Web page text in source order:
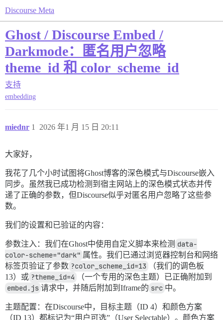
Discourse Meta
Ghost / Discourse Embed /
Darkmode：匿名用户忽略
theme_id 和 color_scheme_id
支持
embedding
miednr 2026 年1 月 15 日 20:11
1
大家好，
我花了几个小时试图将Ghost博客的深色模式与Discourse嵌入
同步。虽然我已成功检测到宿主网站上的深色模式状态并传
递了正确的参数，但Discourse似乎对匿名用户忽略了这些参
数。
我们的设置和已验证的内容：
参数注入：我们在Ghost中使用自定义脚本来检测 data-
color-scheme="dark" 属性。我们已通过浏览器控制台和网络
标签页验证了参数 ?color_scheme_id=13
（我们的调色板
13）或 ?theme_id=4 （一个专用的深色主题）已正确附加到
embed.js 请求中，并随后附加到Iframe的 src 中。
主题配置：在Discourse中，目标主题（ID 4）和颜色方案
（ID 13）都标记为“用户可选”（User Selectable）。颜色方案